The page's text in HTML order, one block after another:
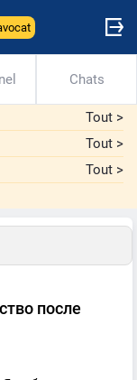
Chats
Tout >
Tout >
Tout >
после